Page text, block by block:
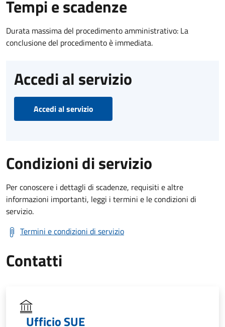
Tempi e scadenze
Durata massima del procedimento amministrativo: La
conclusione del procedimento è immediata.
Accedi al servizio
Accedi al servizio
Condizioni di servizio
Per conoscere i dettagli di scadenze, requisiti e altre
informazioni importanti, leggi i termini e le condizioni di
servizio.
Termini e condizioni di servizio
Contatti
Ufficio SUE